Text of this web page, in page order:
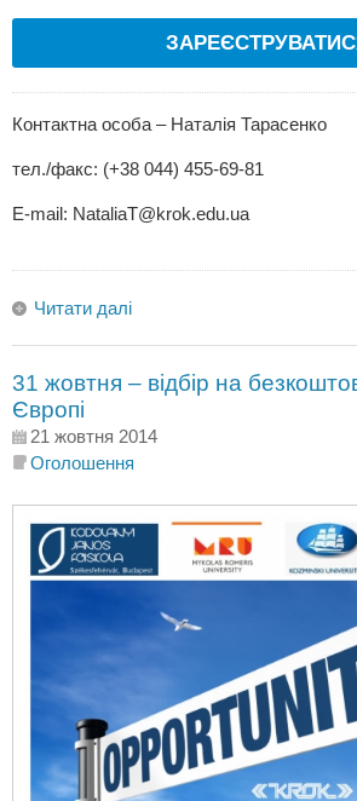
Контактна особа – Наталія Тарасенко
тел./факс: (+38 044) 455-69-81
Е-mail: NataliaT@krok.edu.ua
Читати далі
31 жовтня – відбір на
Європі
21 жовтня 2014
Оголошення